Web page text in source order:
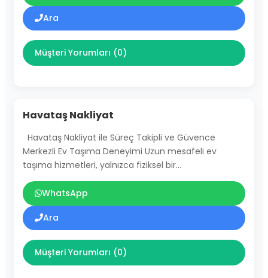
Ara
Müşteri Yorumları (0)
Havataş Nakliyat
Havataş Nakliyat ile Süreç Takipli ve Güvence
Merkezli Ev Taşıma Deneyimi Uzun mesafeli ev
taşıma hizmetleri, yalnızca fiziksel bir…
WhatsApp
Ara
Müşteri Yorumları (0)